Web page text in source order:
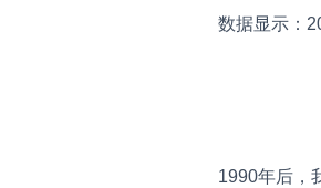
数据显示：
1990年后，我